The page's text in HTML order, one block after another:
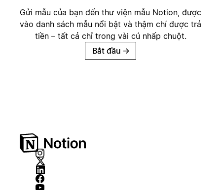
Gửi mẫu của bạn đến thư viện mẫu Notion, được
vào danh sách mẫu nổi bật và thậm chí được trả
tiền – tất cả chỉ trong vài cú nhấp chuột.
Bắt đầu →